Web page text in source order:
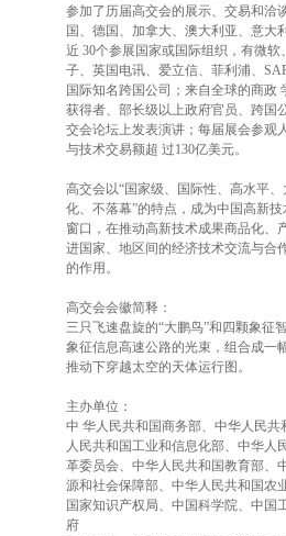
参加了历届高交会的展示、交易和洽
国、德国、加拿大、澳大利亚、意大
近 30个参展国家或国际组织，有微
子、英国电讯、爱立信、菲利浦、
国际知名跨国公司；来自全球的商政
获得者、部长级以上政府官员、跨国
交会论坛上发表演讲；每届展会参观
与技术交易额超 过130亿美元。
高交会以“国家级、国际性、高水平
化、不落幕”的特点，成为中国高新
窗口，在推动高新技术成果商品化、
进国家、地区间的经济技术交流与合
的作用。
高交会会徽简释：
三只飞速盘旋的“大鹏鸟”和四颗象征
象征信息高速公路的光束，组合成一
推动下穿越太空的天体运行图。
主办单位：
中 华人民共和国商务部、中华人民共
人民共和国工业和信息化部、中华人
革委员会、中华人民共和国教育部、
源和社会保障部、中华人民共和国农
国家知识产权局、中国科学院、中国
府